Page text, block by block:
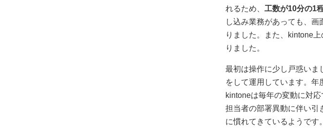
れるため、 工数が10分の1
し込み業務があっても、
りました。また、kintone
りました。
最初は操作に少し戸惑いま
をして運用しています。年
kintoneは毎年の変動に対
担当者の部署異動に伴い引
に慣れてきているようです。